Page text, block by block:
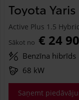
Toyota Yaris
Active Plus 1.5
Sākot no € 24
Benzīna hibrīds
68 kW
Saņemt